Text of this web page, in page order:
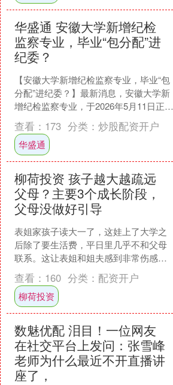
华盛通 安徽大学新增纪检
监察专业，毕业“包分配”进
纪委？
【安徽大学新增纪检监察专业，毕业“包
分配”进纪委？】最新消息，安徽大学新
增纪检监察专业，于2026年5月11日正式
获批。 安徽大学这次新增的纪检监察专
业，是该校....
查看： 173 分类： 炒股配资开户
华盛通
柳荷投资 孩子越大越疏远
父母？主要3个成长阶段，
父母没做好引导
表姐家孩子读大一了，这娃上了大学之
后除了要生活费，平日里几乎不和父母
联系。这让表姐和姐夫感到非常伤感，
孩子从小乖巧懂事，学习成绩也很好。
不知道从什么时候起，孩子....
查看： 160 分类： 配资开户
柳荷投资
数魅优配 泪目！一位网友
在社交平台上发问：张雪峰
老师为什么最近不开直播讲
座了，